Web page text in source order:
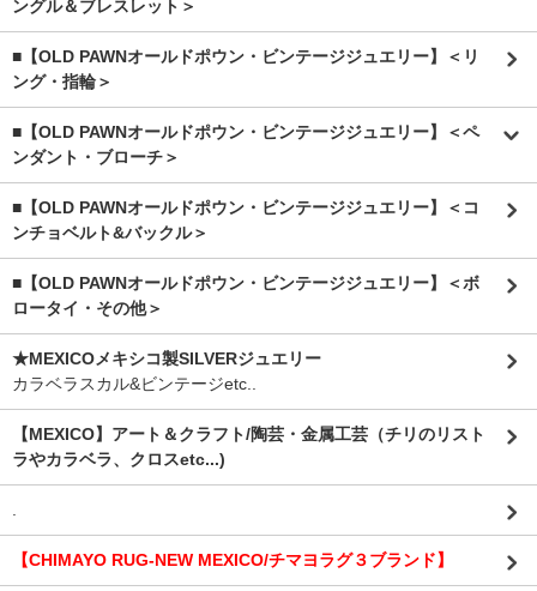
ングル＆ブレスレット＞
■【OLD PAWNオールドポウン・ビンテージジュエリー】＜リ
ング・指輪＞
■【OLD PAWNオールドポウン・ビンテージジュエリー】＜ペ
ンダント・ブローチ＞
■【OLD PAWNオールドポウン・ビンテージジュエリー】＜コ
ンチョベルト&バックル＞
■【OLD PAWNオールドポウン・ビンテージジュエリー】＜ボ
ロータイ・その他＞
★MEXICOメキシコ製SILVERジュエリー
カラベラスカル&ビンテージetc..
【MEXICO】アート＆クラフト/陶芸・金属工芸（チリのリスト
ラやカラベラ、クロスetc...)
.
【CHIMAYO RUG-NEW MEXICO/チマヨラグ３ブランド】